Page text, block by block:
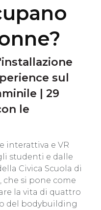
sul
| 29
le
interattiva e VR
studenti e dalle
Civica Scuola di
che si pone come
la vita di quattro
del bodybuilding